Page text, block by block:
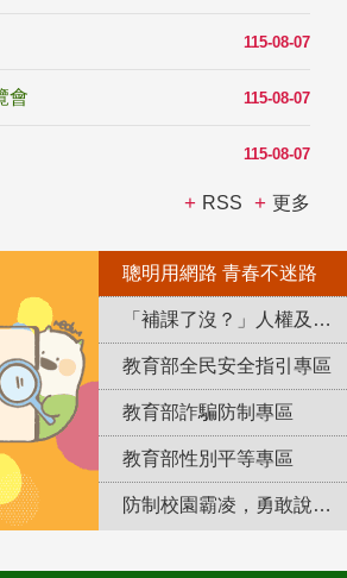
115-08-07
115-08-07
會
115-08-07
RSS 更多
聰明用網路 青春不迷路
「補課了沒？」人權及轉型正義教育專區
教育部全民安全指引專區
教育部詐騙防制專區
教育部性別平等專區
防制校園霸凌，勇敢說出來！